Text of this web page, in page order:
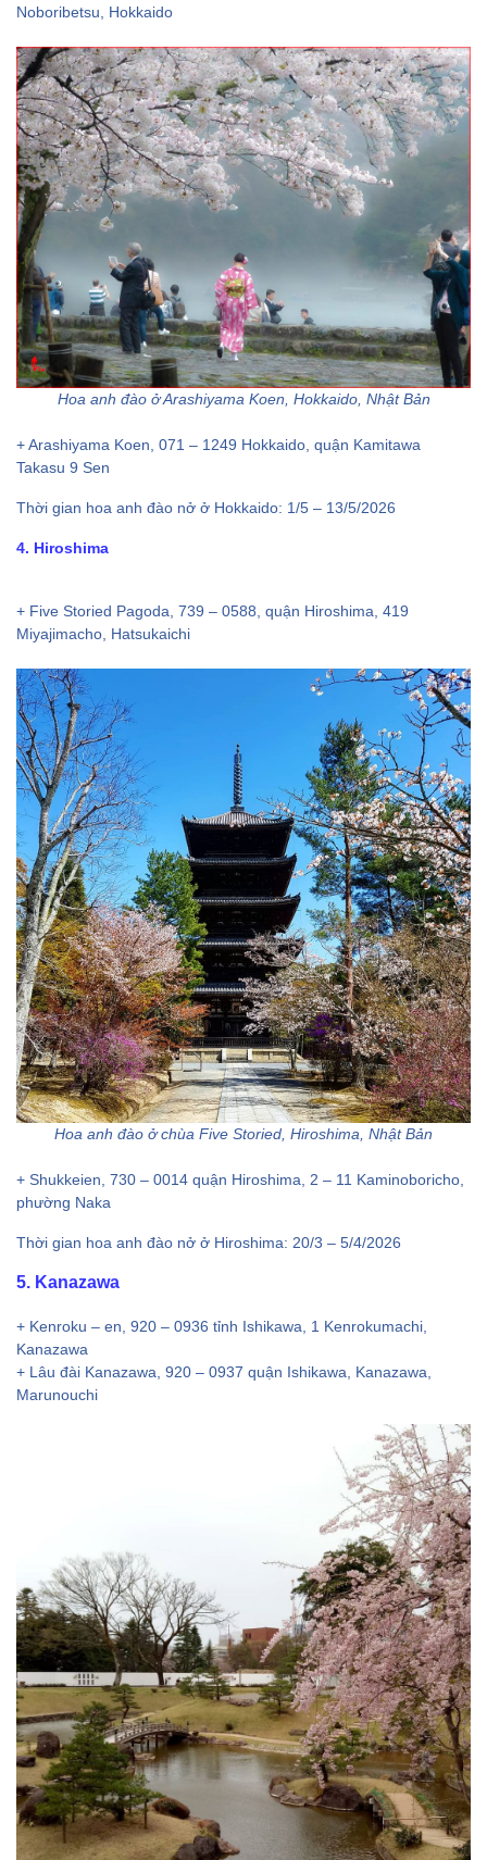
Noboribetsu, Hokkaido
Hoa anh đào ở Arashiyama Koen, Hokkaido, Nhật Bản
+ Arashiyama Koen, 071 – 1249 Hokkaido, quận Kamitawa
Takasu 9 Sen
Thời gian hoa anh đào nở ở Hokkaido: 1/5 – 13/5/2026
4. Hiroshima
+ Five Storied Pagoda, 739 – 0588, quận Hiroshima, 419
Miyajimacho, Hatsukaichi
Hoa anh đào ở chùa Five Storied, Hiroshima, Nhật Bản
+ Shukkeien, 730 – 0014 quận Hiroshima, 2 – 11 Kaminoboricho,
phường Naka
Thời gian hoa anh đào nở ở Hiroshima: 20/3 – 5/4/2026
5. Kanazawa
+ Kenroku – en, 920 – 0936 tỉnh Ishikawa, 1 Kenrokumachi,
Kanazawa
+ Lâu đài Kanazawa, 920 – 0937 quận Ishikawa, Kanazawa,
Marunouchi